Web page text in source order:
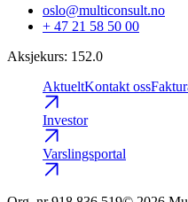
oslo@multiconsult.no
+ 47 21 58 50 00
Aksjekurs: 152.0
AktueltKontakt oss
Investor
Varslingsportal